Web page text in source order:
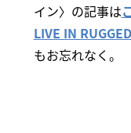
イン〉の記事は
LIVE IN
もお忘れなく。